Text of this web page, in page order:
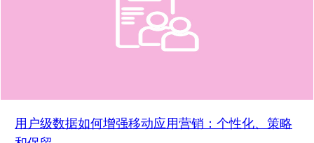
用户级数据如何增强移动应用营销：个性化、策略